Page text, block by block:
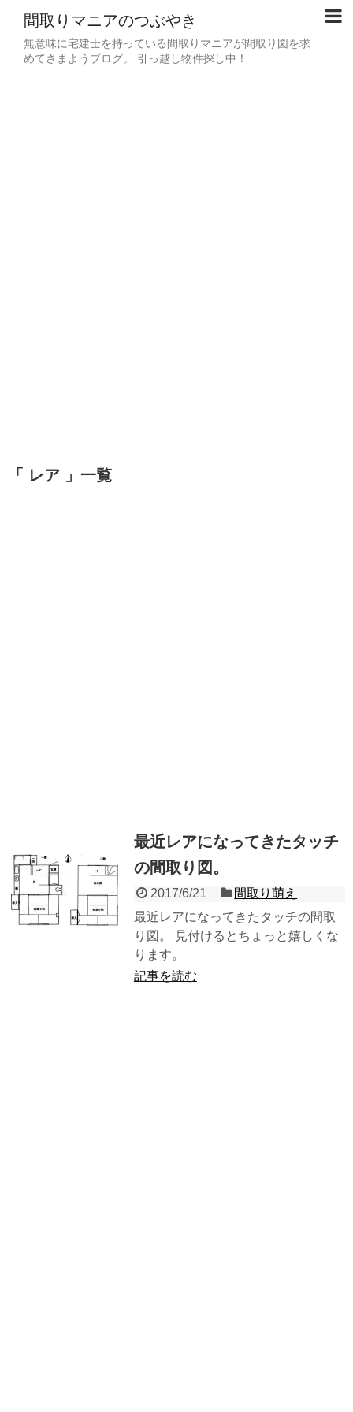
間取りマニアのつぶやき
無意味に宅建士を持っている間取りマニアが間取り図を求
めてさまようブログ。 引っ越し物件探し中！
「 レア 」一覧
最近レアになってきたタッチ
の間取り図。
2017/6/21
間取り萌え
最近レアになってきたタッチの間取
り図。 見付けるとちょっと嬉しくな
ります。
記事を読む